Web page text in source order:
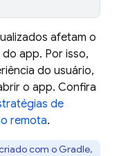
afetam o
app. Por isso,
do usuário,
o app. Confira
de
remota.
com o Gradle,